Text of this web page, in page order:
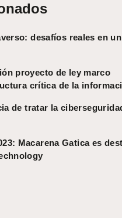
desafíos reales en
proyecto de ley marco
crítica de la
de tratar la
Macarena Gatica es